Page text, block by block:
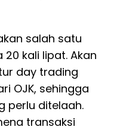
salah satu
kali lipat. Akan
day trading
OJK, sehingga
perlu ditelaah.
transaksi